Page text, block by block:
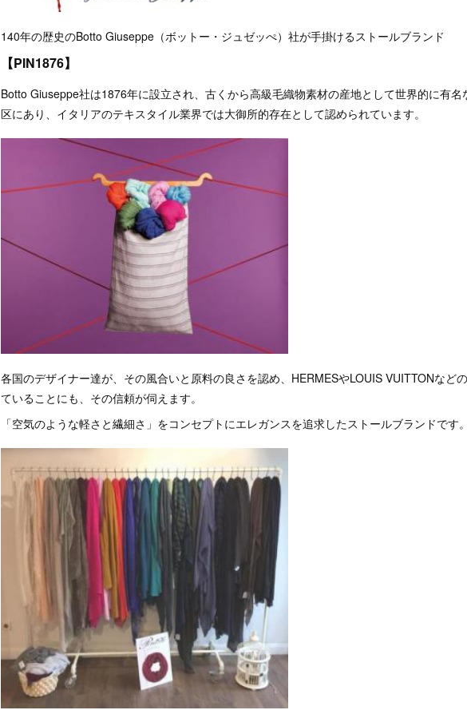
140年の歴史のBotto Giuseppe（ボットー・ジュゼッぺ）社が手掛けるストールブランド
【PIN1876】
Botto Giuseppe社は1876年に設立され、古くから高級毛織物素材の産地として世界的に有
区にあり、イタリアのテキスタイル業界では大御所的存在として認められています。
各国のデザイナー達が、その風合いと原料の良さを認め、HERMESやLOUIS VUITTONなど
ていることにも、その信頼が伺えます。
「空気のような軽さと繊細さ」をコンセプトにエレガンスを追求したストールブランドです。